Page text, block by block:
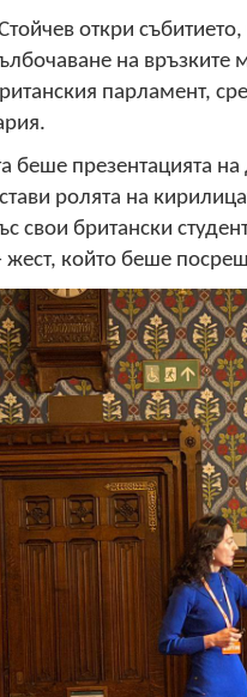
откри
на връзките
парламент,
беше презентацията
ролята на
свои британски
жест, който беше